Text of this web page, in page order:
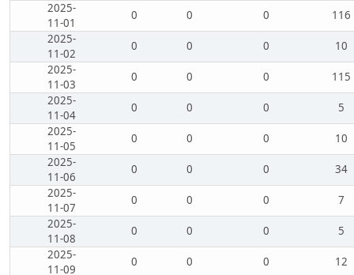
2025-
11-01
0 0 0
116
2025-
11-02
0 0 0
10
2025-
11-03
0 0 0
115
2025-
11-04
0 0 0
5
2025-
11-05
0 0 0
10
2025-
11-06
0 0 0
34
2025-
11-07
0 0 0
7
2025-
11-08
0 0 0
5
2025-
11-09
0 0 0
12